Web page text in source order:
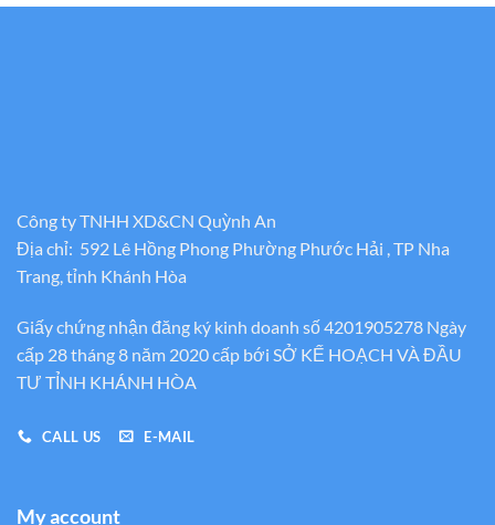
Công ty TNHH XD&CN Quỳnh An
Địa chỉ: 592 Lê Hồng Phong Phường Phước Hải , TP Nha
Trang, tỉnh Khánh Hòa
Giấy chứng nhận đăng ký kinh doanh số 4201905278 Ngày
cấp 28 tháng 8 năm 2020 cấp bới SỞ KẾ HOẠCH VÀ ĐẦU
TƯ TỈNH KHÁNH HÒA
CALL US E-MAIL
My account